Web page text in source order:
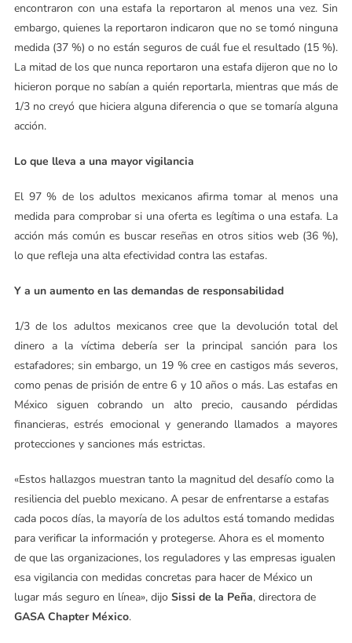
encontraron con una estafa la reportaron al menos una vez. Sin
embargo, quienes la reportaron indicaron que no se tomó ninguna
medida (37 %) o no están seguros de cuál fue el resultado (15 %).
La mitad de los que nunca reportaron una estafa dijeron que no lo
hicieron porque no sabían a quién reportarla, mientras que más de
1/3 no creyó que hiciera alguna diferencia o que se tomaría alguna
acción.
Lo que lleva a una mayor vigilancia
El 97 % de los adultos mexicanos afirma tomar al menos una
medida para comprobar si una oferta es legítima o una estafa. La
acción más común es buscar reseñas en otros sitios web (36 %),
lo que refleja una alta efectividad contra las estafas.
Y a un aumento en las demandas de responsabilidad
1/3 de los adultos mexicanos cree que la devolución total del
dinero a la víctima debería ser la principal sanción para los
estafadores; sin embargo, un 19 % cree en castigos más severos,
como penas de prisión de entre 6 y 10 años o más. Las estafas en
México siguen cobrando un alto precio, causando pérdidas
financieras, estrés emocional y generando llamados a mayores
protecciones y sanciones más estrictas.
«Estos hallazgos muestran tanto la magnitud del desafío como la
resiliencia del pueblo mexicano. A pesar de enfrentarse a estafas
cada pocos días, la mayoría de los adultos está tomando medidas
para verificar la información y protegerse. Ahora es el momento
de que las organizaciones, los reguladores y las empresas igualen
esa vigilancia con medidas concretas para hacer de México un
lugar más seguro en línea», dijo Sissi de la Peña, directora de
GASA Chapter México.